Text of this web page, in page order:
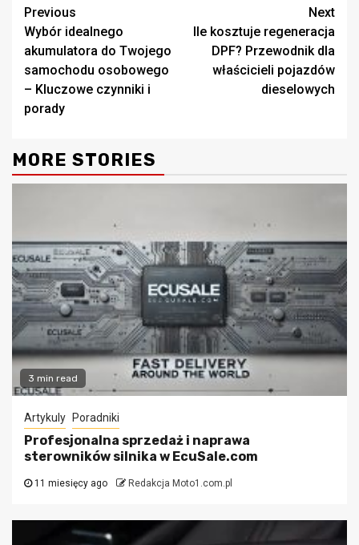
Continue
Reading
Previous
Wybór idealnego
akumulatora do Twojego
samochodu osobowego
– Kluczowe czynniki i
porady
Next
Ile kosztuje regeneracja
DPF? Przewodnik dla
właścicieli pojazdów
dieselowych
MORE STORIES
3 min read
Artykuly Poradniki
Profesjonalna sprzedaż i naprawa
sterowników silnika w EcuSale.com
11 miesięcy ago Redakcja Moto1.com.pl